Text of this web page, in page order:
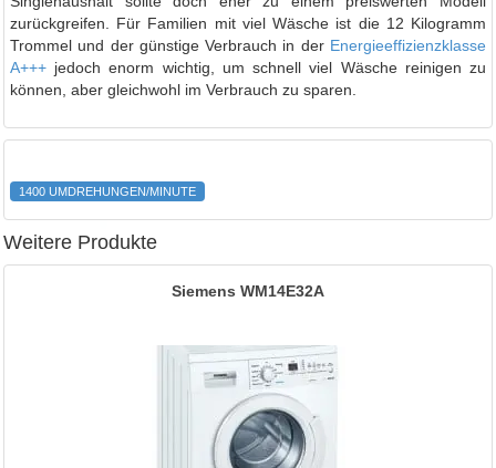
zurückgreifen. Für Familien mit viel Wäsche ist die 12 Kilogramm
Trommel und der günstige Verbrauch in der Energieeffizienzklasse
A+++ jedoch enorm wichtig, um schnell viel Wäsche reinigen zu
können, aber gleichwohl im Verbrauch zu sparen.
1400 UMDREHUNGEN/MINUTE
Weitere Produkte
Siemens WM14E32A